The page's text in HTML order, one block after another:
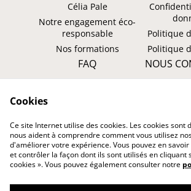
Célia Pale
Notre engagement éco-
responsable
Nos formations
Politique
Politique
FAQ
Suivre ma commande
NOUS
Cookies
Ce site Internet utilise des cookies. Les cookies sont
nous aident à comprendre comment vous utilisez
d'améliorer votre expérience. Vous pouvez en
et contrôler la façon dont ils sont utilisés en cliquant
cookies ». Vous pouvez également consulter notre